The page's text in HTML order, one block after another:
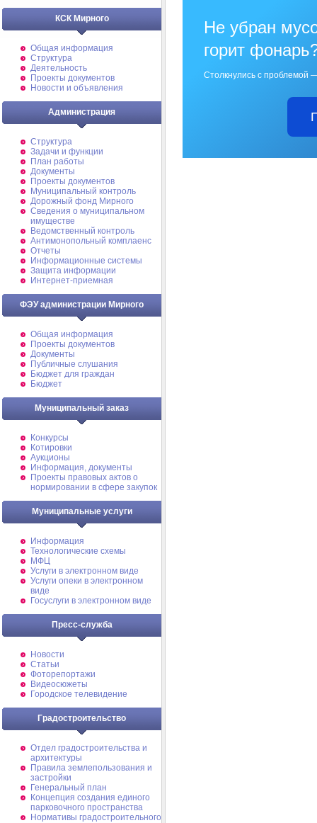
КСК Мирного
Общая информация
Структура
Деятельность
Проекты документов
Новости и объявления
Администрация
Структура
Задачи и функции
План работы
Документы
Проекты документов
Муниципальный контроль
Дорожный фонд Мирного
Cведения о муниципальном
имуществе
Ведомственный контроль
Антимонопольный комплаенс
Отчеты
Информационные системы
Защита информации
Интернет-приемная
ФЭУ администрации Мирного
Общая информация
Проекты документов
Документы
Публичные слушания
Бюджет для граждан
Бюджет
Муниципальный заказ
Конкурсы
Котировки
Аукционы
Информация, документы
Проекты правовых актов о
нормировании в сфере закупок
Муниципальные услуги
Информация
Технологические схемы
МФЦ
Услуги в электронном виде
Услуги опеки в электронном
виде
Госуслуги в электронном виде
Пресс-служба
Новости
Статьи
Фоторепортажи
Видеосюжеты
Городское телевидение
Градостроительство
Отдел градостроительства и
архитектуры
Правила землепользования и
застройки
Генеральный план
Концепция создания единого
парковочного пространства
Нормативы градостроительного
Не убран
горит
Столкнулись с проблемой